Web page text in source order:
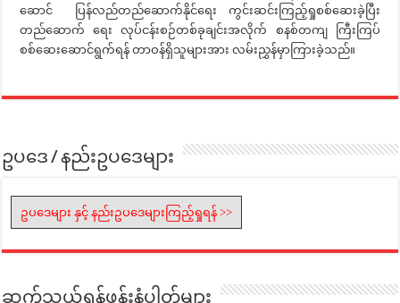
ဆောင် ပြန်လည်တည်ဆောက်နိုင်ရေး ကွင်းဆင်းကြည့်ရှုစစ်ဆေးခဲ့ပြီး
တည်ဆောက် ရေး လုပ်ငန်းစဉ်တစ်ခုချင်းအလိုက် စနစ်တကျ ကြီးကြပ်
စစ်ဆေးဆောင်ရွက်ရန် တာဝန်ရှိသူများအား လမ်းညွှန်မှာကြားခဲ့သည်။
ဥပဒေ / နည်းဥပဒေများ
ဥပဒေများ နှင့် နည်းဥပဒေများကြည့်ရှုရန် >>
ဆက်သွယ်ရန်ဖုန်းနံပါတ်များ